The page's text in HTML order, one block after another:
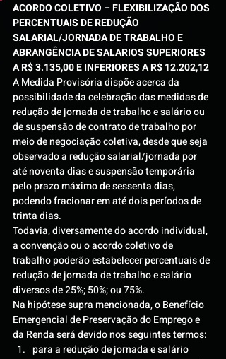
ACORDO COLETIVO – FLEXIBILIZAÇÃO DOS
PERCENTUAIS DE REDUÇÃO
SALARIAL/JORNADA DE TRABALHO E
ABRANGÊNCIA DE SALARIOS SUPERIORES
A R$ 3.135,00 E INFERIORES A R$ 12.202,12
A Medida Provisória dispõe acerca da
possibilidade da celebração das medidas de
redução de jornada de trabalho e salário ou
de suspensão de contrato de trabalho por
meio de negociação coletiva, desde que seja
observado a redução salarial/jornada por
até noventa dias e suspensão temporária
pelo prazo máximo de sessenta dias,
podendo fracionar em até dois períodos de
trinta dias.
Todavia, diversamente do acordo individual,
a convenção ou o acordo coletivo de
trabalho poderão estabelecer percentuais de
redução de jornada de trabalho e salário
diversos de 25%; 50%; ou 75%.
Na hipótese supra mencionada, o Benefício
Emergencial de Preservação do Emprego e
da Renda será devido nos seguintes termos:
para a redução de jornada e salário